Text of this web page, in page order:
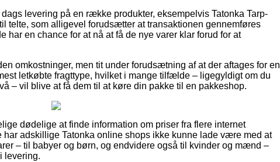
levering på en række produkter, eksempelvis Tatonka Tarp-
telte, som alligevel forudsætter at transaktionen gennemføres
en chance for at nå at få de nye varer klar forud for at
omkostninger, men tit under forudsætning af at der aftages for en
letkøbte fragttype, hvilket i mange tilfælde – ligegyldigt om du
– vil blive at få dem til at køre din pakke til en pakkeshop.
dødelige at finde information om priser fra flere internet
har adskillige Tatonka online shops ikke kunne lade være med at
– til babyer og børn, og endvidere også til kvinder og mænd –
levering.